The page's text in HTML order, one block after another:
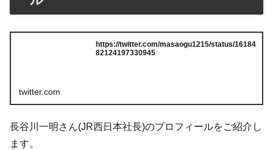
https://twitter.com/masaogu1215/status/16184
82124197330945
twitter.com
長谷川一明さん(JR西日本社長)のプロフィールをご紹介し
ます。